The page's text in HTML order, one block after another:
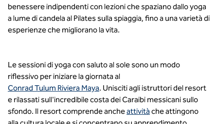
benessere indipendenti con lezioni che spaziano dallo yoga
a lume di candela al Pilates sulla spiaggia, fino a una varietà di
esperienze che migliorano la vita.
Le sessioni di yoga con saluto al sole sono un modo
riflessivo per iniziare la giornata al
Conrad Tulum Riviera Maya. Unisciti agli istruttori del resort
e rilassati sull'incredibile costa dei Caraibi messicani sullo
sfondo. Il resort comprende ancheattività che attingono